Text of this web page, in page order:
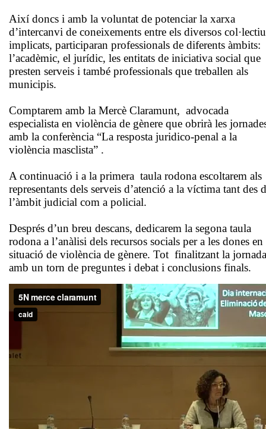
Així doncs i amb la voluntat de potenciar la xarxa
d’intercanvi de coneixements entre els diversos
implicats, participaran professionals de diferents àmbits:
l’acadèmic, el jurídic, les entitats de iniciativa social que
presten serveis i també professionals que treballen als
municipis.
Comptarem amb la Mercè Claramunt, advocada
especialista en violència de gènere que obrirà les
amb la conferència “La resposta juridico-penal a la
violència masclista” .
A continuació i a la primera taula rodona escoltarem als
representants dels serveis d’atenció a la víctima tant des
l’àmbit judicial com a policial.
Després d’un breu descans, dedicarem la segona taula
rodona a l’anàlisi dels recursos socials per a les dones en
situació de violència de gènere. Tot finalitzant la jornada
amb un torn de preguntes i debat i conclusions finals.